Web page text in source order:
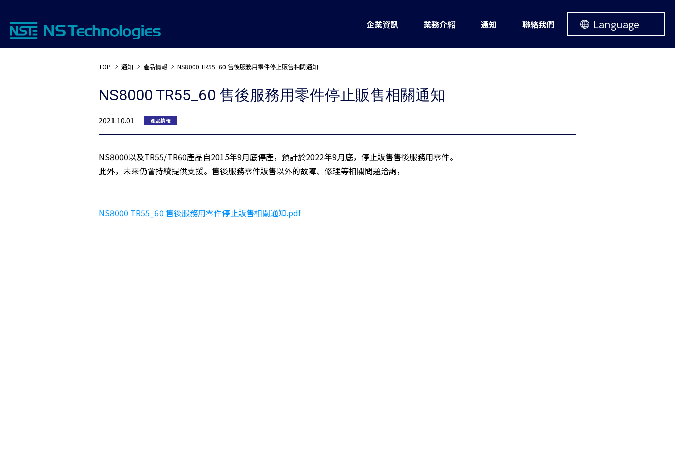
企業資訊 業務介紹 通知 聯絡我們 Language
TOP 通知 產品情報 NS8000 TR55_60 售後服務用零件停止販售相關通知
NS8000 TR55_60 售後服務用零件停止販售相關通知
2021.10.01 產品情報
NS8000以及TR55/TR60產品自2015年9月底停產，預計於2022年9月底，停止販售售後服務用零件。
此外，未來仍會持續提供支援。售後服務零件販售以外的故障、修理等相關問題洽詢，
NS8000 TR55_60 售後服務用零件停止販售相關通知.pdf